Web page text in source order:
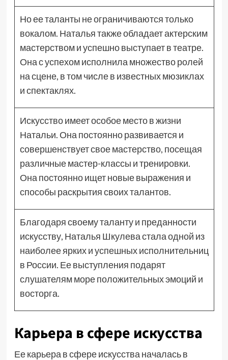
Но ее таланты не ограничиваются только
вокалом. Наталья также обладает актерским
мастерством и успешно выступает в театре.
Она с успехом исполнила множество ролей
на сцене, в том числе в известных мюзиклах
и спектаклях.
Искусство имеет особое место в жизни
Натальи. Она постоянно развивается и
совершенствует свое мастерство, посещая
различные мастер-классы и тренировки.
Она постоянно ищет новые выражения и
способы раскрытия своих талантов.
Благодаря своему таланту и преданности
искусству, Наталья Шкулева стала одной из
наиболее ярких и успешных исполнительниц
в России. Ее выступления подарят
слушателям море положительных эмоций и
восторга.
Карьера в сфере искусства
Ее карьера в сфере искусства началась в